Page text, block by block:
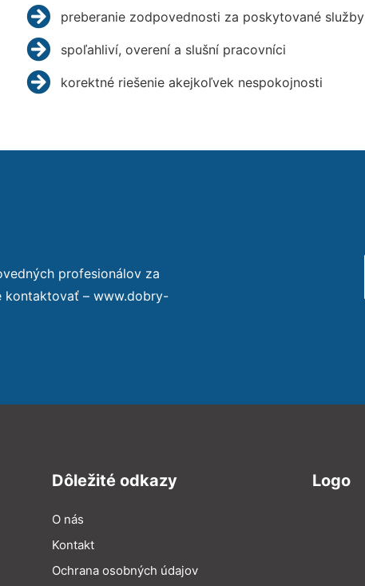
preberanie zodpovednosti za poskytované služby
spoľahliví, overení a slušní pracovníci
korektné riešenie akejkoľvek nespokojnosti
profesionálov za
kontaktovať – www.dobry-
Dôležité odkazy
O nás
Kontakt
Ochrana osobných údajov
Logo